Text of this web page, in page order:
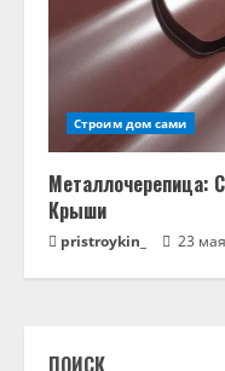
Строим дом сами
Металлочерепица:
Крыши
pristroykin_ 23
ПОИСК